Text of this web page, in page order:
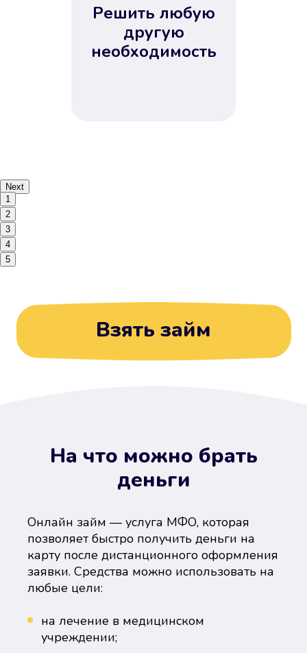
Решить любую
другую
необходимость
Next
1
2
3
4
5
Взять займ
На что можно брать
деньги
Онлайн займ — услуга МФО, которая
позволяет быстро получить деньги на
карту после дистанционного оформления
заявки. Средства можно использовать на
любые цели:
на лечение в медицинском
учреждении;